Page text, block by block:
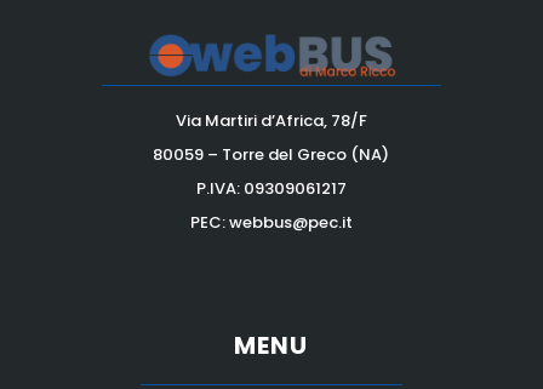
Via Martiri d’Africa, 78/F
80059 – Torre del Greco (NA)
P.IVA: 09309061217
PEC: webbus@pec.it
MENU